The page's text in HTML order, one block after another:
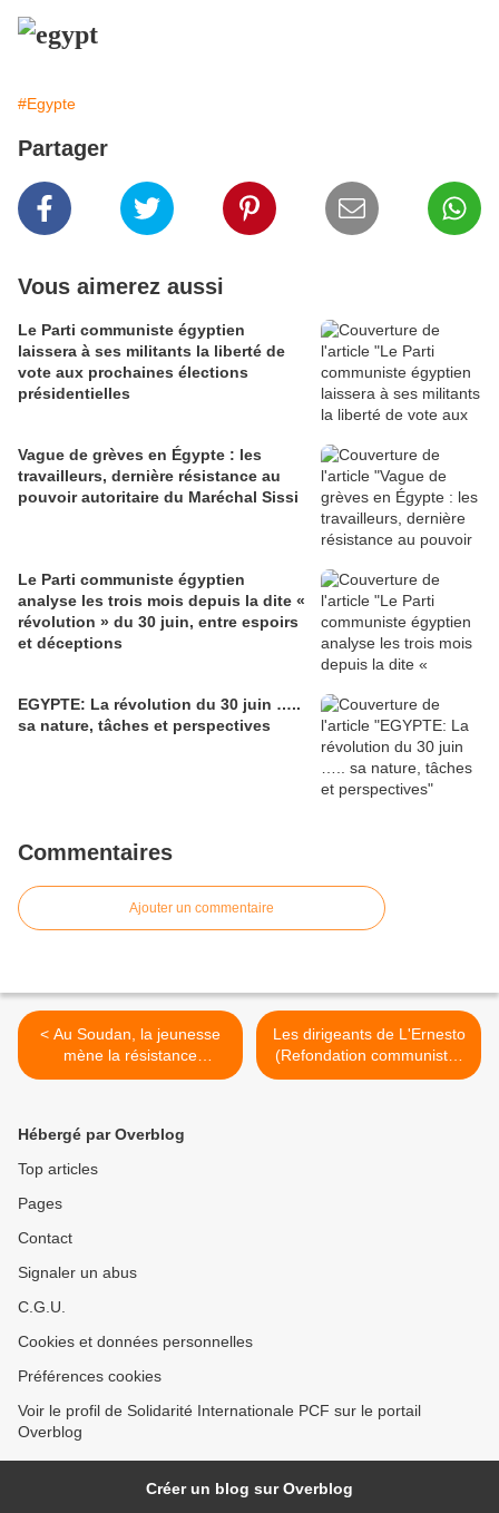
#Egypte
Partager
Vous aimerez aussi
Le Parti communiste égyptien
laissera à ses militants la liberté de
vote aux prochaines élections
présidentielles
Vague de grèves en Égypte : les
travailleurs, dernière résistance au
pouvoir autoritaire du Maréchal Sissi
Le Parti communiste égyptien
analyse les trois mois depuis la dite «
révolution » du 30 juin, entre espoirs
et déceptions
EGYPTE: La révolution du 30 juin …..
sa nature, tâches et perspectives
Commentaires
Ajouter un commentaire
< Au Soudan, la jeunesse
mène la résistance
populaire sur deux fronts:
au Sud-Soudan et contre le
régime dictatorial d'El-
Les dirigeants de L'Ernesto
(Refondation communiste)
et du PdCI célèbrent le
Hébergé par Overblog
Top articles
Pages
Contact
Signaler un abus
C.G.U.
Cookies et données personnelles
Préférences cookies
Voir le profil de Solidarité Internationale PCF sur le portail
Overblog
Créer un blog sur Overblog